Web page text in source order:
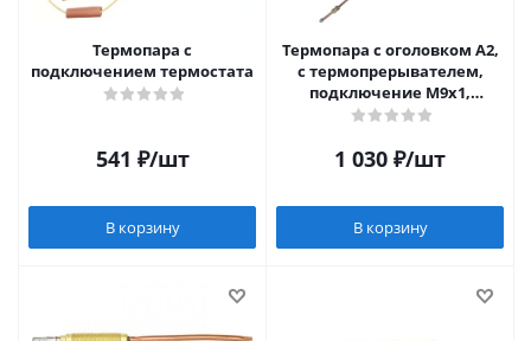
Термопара c
подключением термостата
541 ₽/шт
В корзину
Термопара c оголовком А2,
с термопрерывателем,
подключение М9х1,
L=400мм SIT (Италия)
1 030 ₽/шт
В корзину